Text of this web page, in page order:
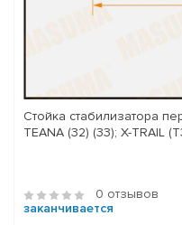
Стойка стабилизатора
TEANA (32) (33); X-TRAIL
0 отзывов
заканчивается